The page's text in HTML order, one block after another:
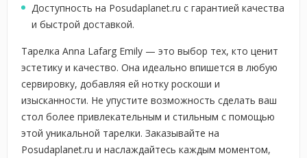
Доступность на Posudaplanet.ru с гарантией качества
и быстрой доставкой.
Тарелка Anna Lafarg Emily — это выбор тех, кто ценит
эстетику и качество. Она идеально впишется в любую
сервировку, добавляя ей нотку роскоши и
изысканности. Не упустите возможность сделать ваш
стол более привлекательным и стильным с помощью
этой уникальной тарелки. Заказывайте на
Posudaplanet.ru и наслаждайтесь каждым моментом,